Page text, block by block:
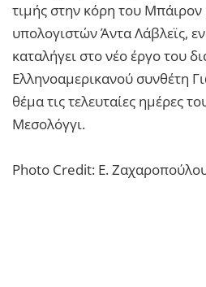
τιμής στην κόρη του
υπολογιστών Άντα Λάβλεϊς,
καταλήγει στο νέο έργο του
Ελληνοαμερικανού συνθέτη
θέμα τις τελευταίες ημέρες
Μεσολόγγι.
Photo Credit: Ε.